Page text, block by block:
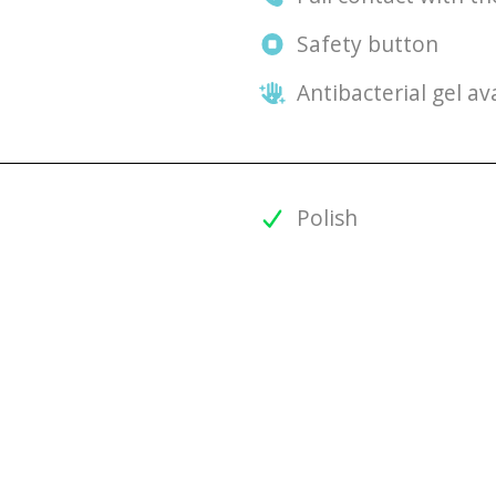
Safety button
Antibacterial gel
Polish